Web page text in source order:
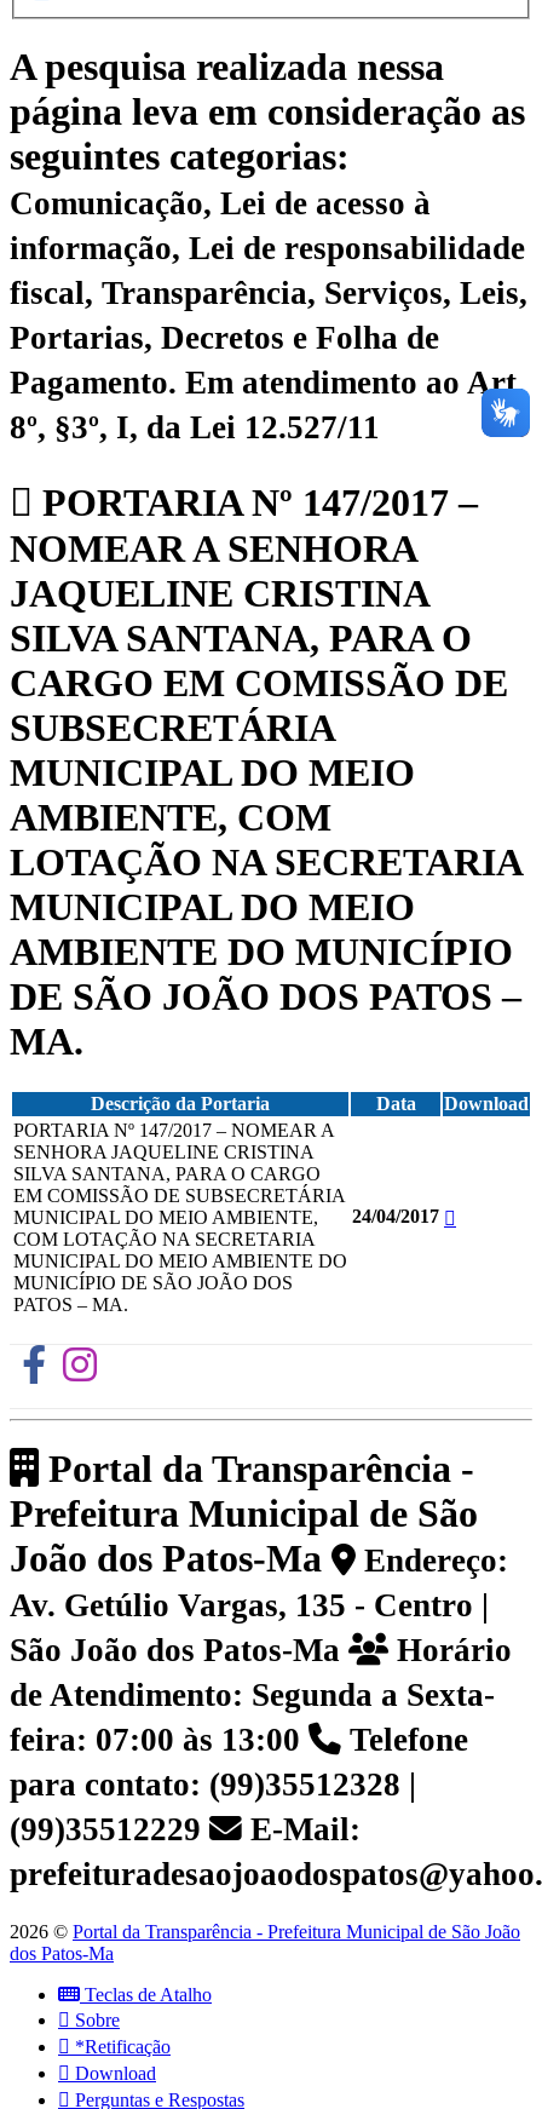
A pesquisa realizada nessa
página leva em consideração as
seguintes categorias:
Comunicação, Lei de acesso à
informação, Lei de responsabilidade
fiscal, Transparência, Serviços, Leis,
Portarias, Decretos e Folha de
Pagamento. Em atendimento ao Art.
8º, §3º, I, da Lei 12.527/11
PORTARIA Nº 147/2017 –
NOMEAR A SENHORA
JAQUELINE CRISTINA
SILVA SANTANA, PARA O
CARGO EM COMISSÃO DE
SUBSECRETÁRIA
MUNICIPAL DO MEIO
AMBIENTE, COM
LOTAÇÃO NA SECRETARIA
MUNICIPAL DO MEIO
AMBIENTE DO MUNICÍPIO
DE SÃO JOÃO DOS PATOS –
MA.
Descrição da Portaria Data
Download
PORTARIA Nº 147/2017 – NOMEAR A
SENHORA JAQUELINE CRISTINA
SILVA SANTANA, PARA O CARGO
EM COMISSÃO DE SUBSECRETÁRIA
MUNICIPAL DO MEIO AMBIENTE,
COM LOTAÇÃO NA SECRETARIA
MUNICIPAL DO MEIO AMBIENTE DO
MUNICÍPIO DE SÃO JOÃO DOS
PATOS – MA.
24/04/2017
Portal da Transparência -
Prefeitura Municipal de São
João dos Patos-Ma
Endereço:
Av. Getúlio Vargas, 135 - Centro |
São João dos Patos-Ma
Horário
de Atendimento: Segunda a Sexta-
feira: 07:00 às 13:00
Telefone
para contato: (99)35512328 |
(99)35512229
E-Mail:
2026 © Portal da Transparência - Prefeitura Municipal de São João
dos Patos-Ma
Teclas de Atalho
Sobre
*Retificação
Download
Perguntas e Respostas